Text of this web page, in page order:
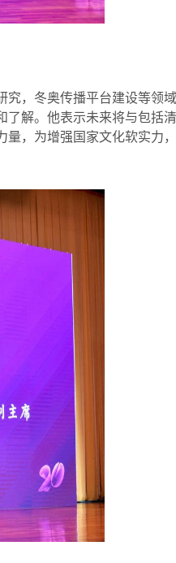
究，冬奥传播平台建设等领
了解。他表示未来将与包括
量，为增强国家文化软实力